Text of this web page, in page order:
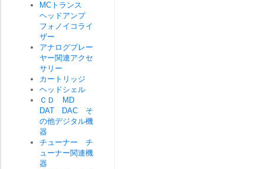
MCトランス
ヘッドアンプ
フォノイコライ
ザー
アナログプレー
ヤー関連アクセ
サリー
カートリッジ
ヘッドシェル
ＣＤ MD
DAT DAC そ
の他デジタル機
器
チューナー チ
ューナー関連機
器